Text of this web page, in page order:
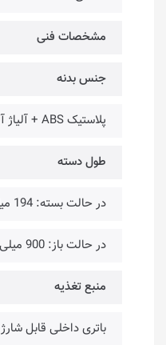
مشخصات فنی
جنس بدنه
پلاستیک ABS + آلیاژ آلومینیوم
طول دسته
در حالت بسته: 194 میلی‌متر
در حالت باز: 900 میلی‌متر
منبع تغذیه
باتری داخلی قابل شارژ